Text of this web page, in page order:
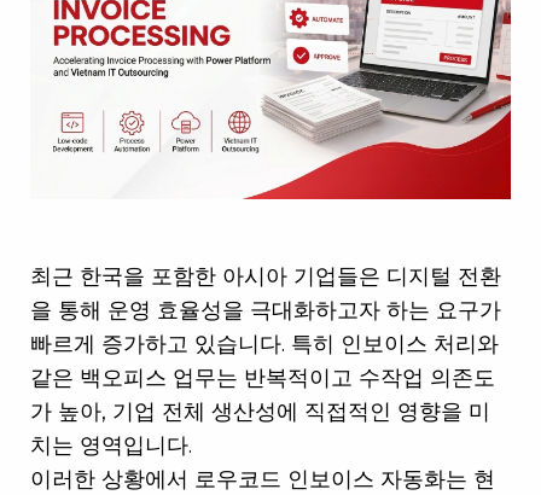
최근 한국을 포함한 아시아 기업들은 디지털 전환
을 통해 운영 효율성을 극대화하고자 하는 요구가
빠르게 증가하고 있습니다. 특히 인보이스 처리와
같은 백오피스 업무는 반복적이고 수작업 의존도
가 높아, 기업 전체 생산성에 직접적인 영향을 미
치는 영역입니다.
이러한 상황에서 로우코드 인보이스 자동화는 현